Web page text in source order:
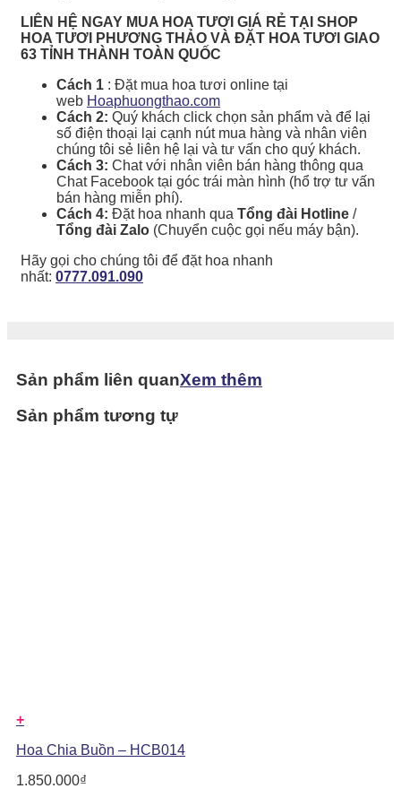
LIÊN HỆ NGAY MUA HOA TƯƠI GIÁ RẺ TẠI SHOP
HOA TƯƠI PHƯƠNG THẢO VÀ ĐẶT HOA TƯƠI GIAO
63 TỈNH THÀNH TOÀN QUỐC
Cách 1 : Đặt mua hoa tươi online tại
web Hoaphuongthao.com
Cách 2: Quý khách click chọn sản phẩm và để lại
số điện thoại lại cạnh nút mua hàng và nhân viên
chúng tôi sẻ liên hệ lại và tư vấn cho quý khách.
Cách 3: Chat với nhân viên bán hàng thông qua
Chat Facebook tại góc trái màn hình (hổ trợ tư vấn
bán hàng miễn phí).
Cách 4: Đặt hoa nhanh qua Tổng đài Hotline /
Tổng đài Zalo (Chuyển cuộc gọi nếu máy bận).
Hãy gọi cho chúng tôi để đặt hoa nhanh
nhất: 0777.091.090
Sản phẩm liên quanXem thêm
Sản phẩm tương tự
+
Hoa Chia Buồn – HCB014
1.850.000₫